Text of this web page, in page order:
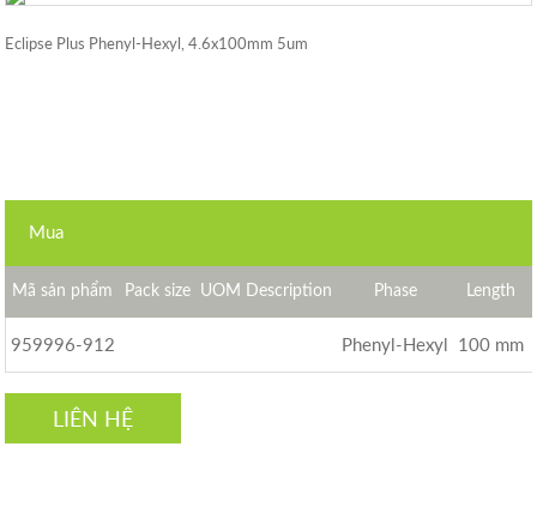
Eclipse Plus Phenyl-Hexyl, 4.6x100mm 5um
Mua
Mã sản phẩm Pack size UOM Description Phase Length
959996-912 Phenyl-Hexyl 100 mm
LIÊN HỆ